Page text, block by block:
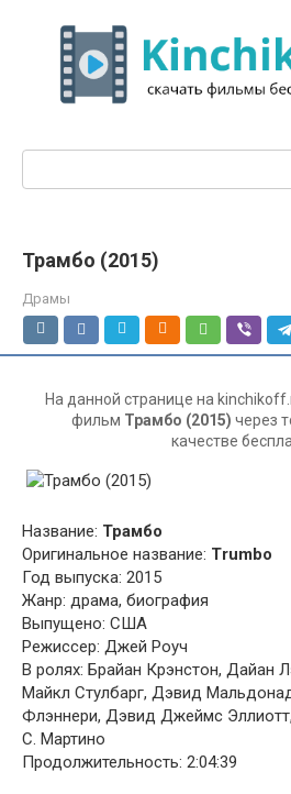
контенту
Трамбо (2015)
Драмы
На данной странице на
фильм Трамбо (2015) через
качестве
Название: Трамбо
Оригинальное название: Trumbo
Год выпуска: 2015
Жанр: драма, биография
Выпущено: США
Режиссер: Джей Роуч
В ролях: Брайан Крэнстон, Дайан
Майкл Стулбарг, Дэвид
Флэннери, Дэвид Джеймс
С. Мартино
Продолжительность: 2:04:39